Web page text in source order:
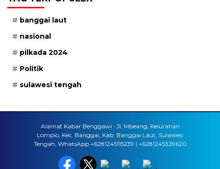
banggai laut
nasional
pilkada 2024
Politik
sulawesi tengah
Alamat Kabar Benggawi : Jl. Mbeang, Kelurahan
Lompio, Kec. Banggai, Kab. Banggai Laut, Sulawesi
Tengah, WhatsApp +6281245115239 | +6281245329620